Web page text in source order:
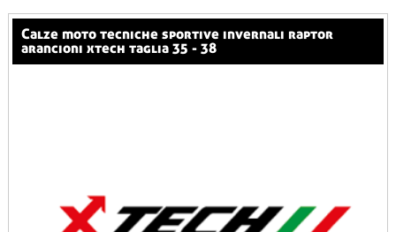
calze moto tecniche sportive invernali raptor
arancioni xtech taglia 35 - 38